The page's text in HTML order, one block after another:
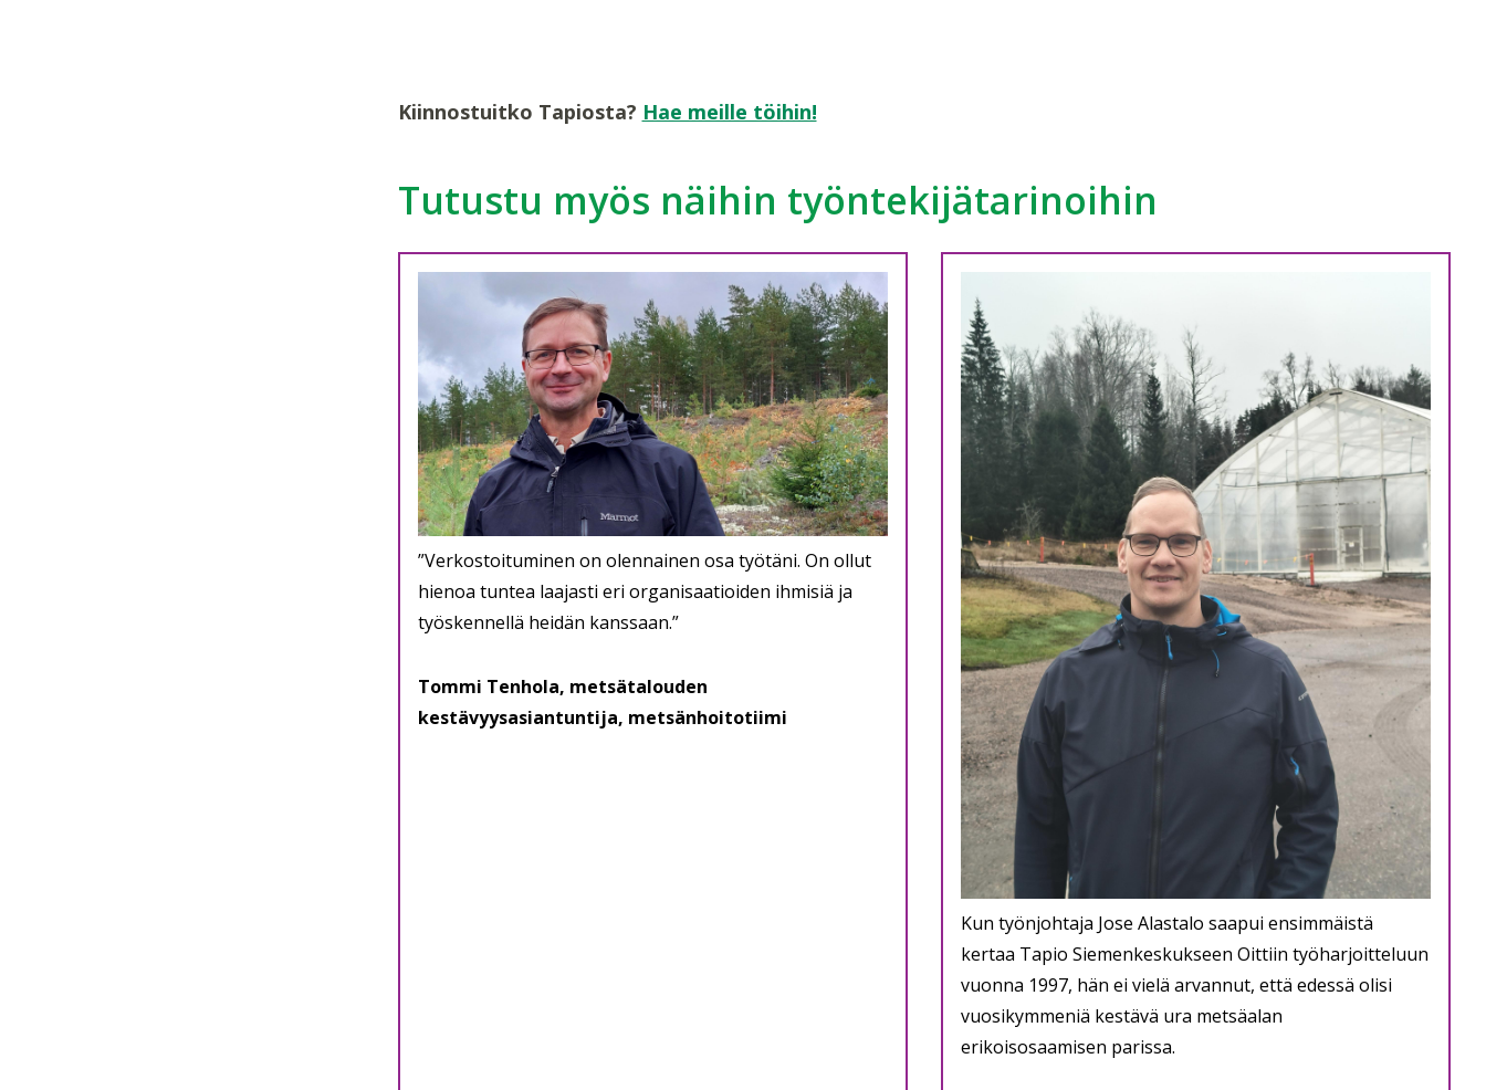
Kiinnostuitko Tapiosta? Hae meille töihin!
Tutustu myös näihin työntekijätarinoihin
”Verkostoituminen on olennainen osa työtäni. On ollut
hienoa tuntea laajasti eri organisaatioiden ihmisiä ja
työskennellä heidän kanssaan.”
Tommi Tenhola, metsätalouden
kestävyysasiantuntija, metsänhoitotiimi
Kun työnjohtaja Jose Alastalo saapui ensimmäistä
kertaa Tapio Siemenkeskukseen Oittiin työharjoitteluun
vuonna 1997, hän ei vielä arvannut, että edessä olisi
vuosikymmeniä kestävä ura metsäalan
erikoisosaamisen parissa.